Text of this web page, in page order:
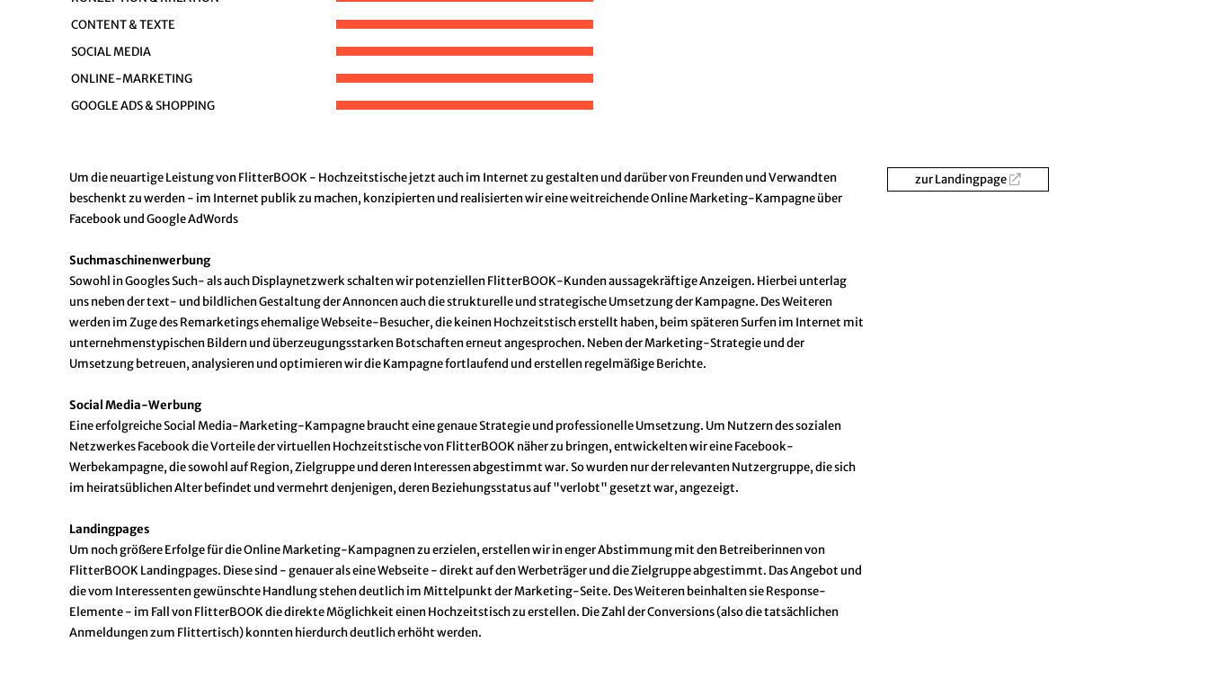
CONTENT & TEXTE
SOCIAL MEDIA
ONLINE-MARKETING
GOOGLE ADS & SHOPPING
Um die neuartige Leistung von FlitterBOOK - Hochzeitstische jetzt auch im Internet zu gestalten und darüber von Freunden und Verwandten
beschenkt zu werden - im Internet publik zu machen, konzipierten und realisierten wir eine weitreichende Online Marketing-Kampagne über
Facebook und Google AdWords
Suchmaschinenwerbung
Sowohl in Googles Such- als auch Displaynetzwerk schalten wir potenziellen FlitterBOOK-Kunden aussagekräftige Anzeigen. Hierbei unterlag
uns neben der text- und bildlichen Gestaltung der Annoncen auch die strukturelle und strategische Umsetzung der Kampagne. Des Weiteren
werden im Zuge des Remarketings ehemalige Webseite-Besucher, die keinen Hochzeitstisch erstellt haben, beim späteren Surfen im Internet mit
unternehmenstypischen Bildern und überzeugungsstarken Botschaften erneut angesprochen. Neben der Marketing-Strategie und der
Umsetzung betreuen, analysieren und optimieren wir die Kampagne fortlaufend und erstellen regelmäßige Berichte.
Social Media-Werbung
Eine erfolgreiche Social Media-Marketing-Kampagne braucht eine genaue Strategie und professionelle Umsetzung. Um Nutzern des sozialen
Netzwerkes Facebook die Vorteile der virtuellen Hochzeitstische von FlitterBOOK näher zu bringen, entwickelten wir eine Facebook-
Werbekampagne, die sowohl auf Region, Zielgruppe und deren Interessen abgestimmt war. So wurden nur der relevanten Nutzergruppe, die sich
im heiratsüblichen Alter befindet und vermehrt denjenigen, deren Beziehungsstatus auf "verlobt" gesetzt war, angezeigt.
Landingpages
Um noch größere Erfolge für die Online Marketing-Kampagnen zu erzielen, erstellen wir in enger Abstimmung mit den Betreiberinnen von
FlitterBOOK Landingpages. Diese sind - genauer als eine Webseite - direkt auf den Werbeträger und die Zielgruppe abgestimmt. Das Angebot und
die vom Interessenten gewünschte Handlung stehen deutlich im Mittelpunkt der Marketing-Seite. Des Weiteren beinhalten sie Response-
Elemente - im Fall von FlitterBOOK die direkte Möglichkeit einen Hochzeitstisch zu erstellen. Die Zahl der Conversions (also die tatsächlichen
Anmeldungen zum Flittertisch) konnten hierdurch deutlich erhöht werden.
zur Landingpage